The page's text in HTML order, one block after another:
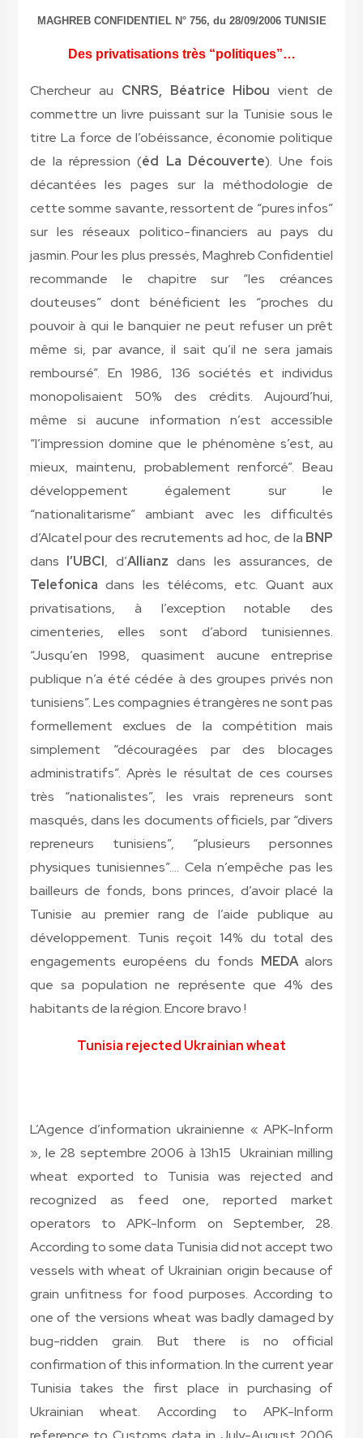
MAGHREB CONFIDENTIEL N° 756, du 28/09/2006 TUNISIE
Des privatisations très “politiques”…
Chercheur au CNRS, Béatrice Hibou vient de
commettre un livre puissant sur la Tunisie sous le
titre La force de l’obéissance, économie politique
de la répression (éd La Découverte). Une fois
décantées les pages sur la méthodologie de
cette somme savante, ressortent de “pures infos”
sur les réseaux politico-financiers au pays du
jasmin. Pour les plus pressés, Maghreb Confidentiel
recommande le chapitre sur “les créances
douteuses” dont bénéficient les “proches du
pouvoir à qui le banquier ne peut refuser un prêt
même si, par avance, il sait qu’il ne sera jamais
remboursé”. En 1986, 136 sociétés et individus
monopolisaient 50% des crédits. Aujourd’hui,
même si aucune information n’est accessible
“l’impression domine que le phénomène s’est, au
mieux, maintenu, probablement renforcé”. Beau
développement également sur le
“nationalitarisme” ambiant avec les difficultés
d’Alcatel pour des recrutements ad hoc, de la BNP
dans l’UBCI, d’Allianz dans les assurances, de
Telefonica dans les télécoms, etc. Quant aux
privatisations, à l’exception notable des
cimenteries, elles sont d’abord tunisiennes.
“Jusqu’en 1998, quasiment aucune entreprise
publique n’a été cédée à des groupes privés non
tunisiens”. Les compagnies étrangères ne sont pas
formellement exclues de la compétition mais
simplement “découragées par des blocages
administratifs”. Après le résultat de ces courses
très “nationalistes”, les vrais repreneurs sont
masqués, dans les documents officiels, par “divers
repreneurs tunisiens”, “plusieurs personnes
physiques tunisiennes”.… Cela n’empêche pas les
bailleurs de fonds, bons princes, d’avoir placé la
Tunisie au premier rang de l’aide publique au
développement. Tunis reçoit 14% du total des
engagements européens du fonds MEDAalors
que sa population ne représente que 4% des
habitants de la région. Encore bravo !
Tunisia rejected Ukrainian wheat
L’Agence d’information ukrainienne « APK-Inform
», le 28 septembre 2006 à 13h15 Ukrainian milling
wheat exported to Tunisia was rejected and
recognized as feed one, reported market
operators to APK-Inform on September, 28.
According to some data Tunisia did not accept two
vessels with wheat of Ukrainian origin because of
grain unfitness for food purposes. According to
one of the versions wheat was badly damaged by
bug-ridden grain. But there is no official
confirmation of this information. In the current year
Tunisia takes the first place in purchasing of
Ukrainian wheat. According to APK-Inform